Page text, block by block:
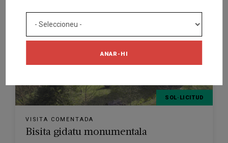
ANAR-HI
SOL·LICITUD
VISITA COMENTADA
Bisita gidatu monumentala